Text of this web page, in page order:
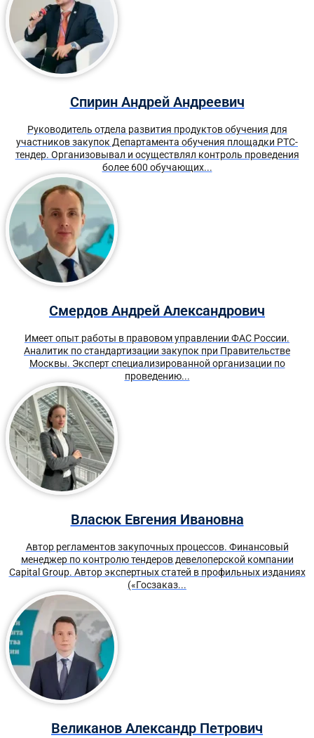
Спирин Андрей Андреевич
Руководитель отдела развития продуктов обучения для
участников закупок Департамента обучения площадки РТС-
тендер. Организовывал и осуществлял контроль проведения
более 600 обучающих...
Смердов Андрей Александрович
Имеет опыт работы в правовом управлении ФАС России.
Аналитик по стандартизации закупок при Правительстве
Москвы. Эксперт специализированной организации по
проведению...
Власюк Евгения Ивановна
Автор регламентов закупочных процессов. Финансовый
менеджер по контролю тендеров девелоперской компании
Capital Group. Автор экспертных статей в профильных изданиях
(«Госзаказ...
Великанов Александр Петрович